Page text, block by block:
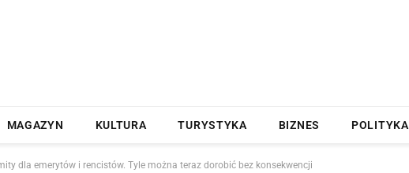
MAGAZYN KULTURA TURYSTYKA BIZNES POLITYKA
dla emerytów i rencistów. Tyle można teraz dorobić bez konsekwencji